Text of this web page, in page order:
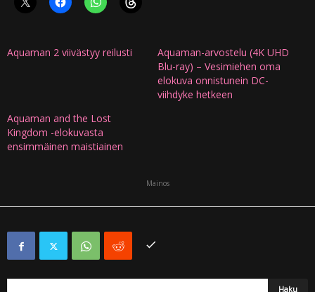
Aquaman 2 viivästyy reilusti
Aquaman-arvostelu (4K UHD
Blu-ray) – Vesimiehen oma
elokuva onnistunein DC-
viihdyke hetkeen
Aquaman and the Lost
Kingdom -elokuvasta
ensimmäinen maistiainen
Mainos